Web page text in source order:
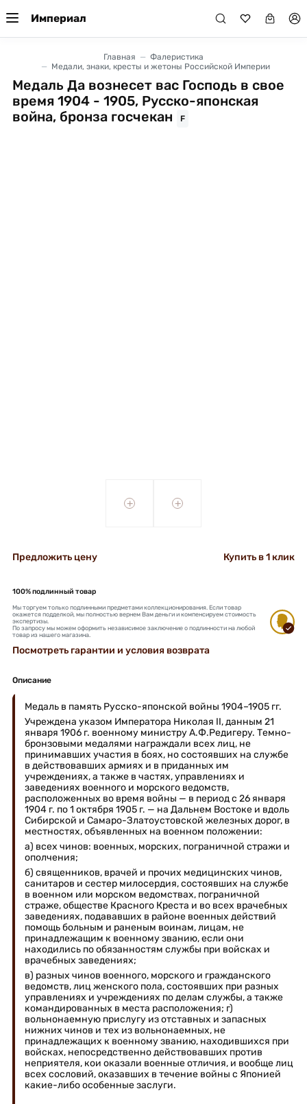
Империал
Главная
Фалеристика
Медали, знаки, кресты и жетоны Российской Империи
Медаль Да вознесет вас Господь в свое
время 1904 - 1905, Русско-японская
война, бронза госчекан
F
+ +
Предложить цену Купить в 1 клик
100% подлинный товар
Мы торгуем только подлинными предметами коллекционирования. Если товар
окажется подделкой, мы полностью вернем Вам деньги и компенсируем стоимость
экспертизы.
По запросу мы можем оформить независимое заключение о подлинности на любой
товар из нашего магазина.
Посмотреть гарантии и условия возврата
Описание
Медаль в память Русско-японской войны 1904–1905 гг.
Учреждена указом Императора Николая II, данным 21
января 1906 г. военному министру А.Ф.Редигеру. Темно-
бронзовыми медалями награждали всех лиц, не
принимавших участия в боях, но состоявших на службе
в действовавших армиях и в приданных им
учреждениях, а также в частях, управлениях и
заведениях военного и морского ведомств,
расположенных во время войны — в период с 26 января
1904 г. по 1 октября 1905 г. — на Дальнем Востоке и вдоль
Сибирской и Самаро-Златоустовской железных дорог, в
местностях, объявленных на военном положении:
а) всех чинов: военных, морских, пограничной стражи и
ополчения;
б) священников, врачей и прочих медицинских чинов,
санитаров и сестер милосердия, состоявших на службе
в военном или морском ведомствах, пограничной
страже, обществе Красного Креста и во всех врачебных
заведениях, подававших в районе военных действий
помощь больным и раненым воинам, лицам, не
принадлежащим к военному званию, если они
находились по обязанностям службы при войсках и
врачебных заведениях;
в) разных чинов военного, морского и гражданского
ведомств, лиц женского пола, состоявших при разных
управлениях и учреждениях по делам службы, а также
командированных в места расположения; г)
вольнонаемную прислугу из отставных и запасных
нижних чинов и тех из вольнонаемных, не
принадлежащих к военному званию, находившихся при
войсках, непосредственно действовавших против
неприятеля, кои оказали военные отличия, и вообще лиц
всех сословий, оказавших в течение войны с Японией
какие-либо особенные заслуги.